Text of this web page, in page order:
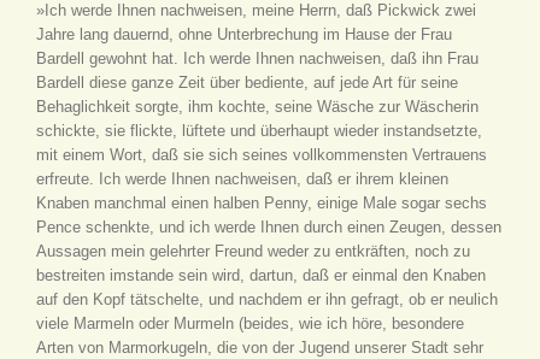
»Ich werde Ihnen nachweisen, meine Herrn, daß Pickwick zwei
Jahre lang dauernd, ohne Unterbrechung im Hause der Frau
Bardell gewohnt hat. Ich werde Ihnen nachweisen, daß ihn Frau
Bardell diese ganze Zeit über bediente, auf jede Art für seine
Behaglichkeit sorgte, ihm kochte, seine Wäsche zur Wäscherin
schickte, sie flickte, lüftete und überhaupt wieder instandsetzte,
mit einem Wort, daß sie sich seines vollkommensten Vertrauens
erfreute. Ich werde Ihnen nachweisen, daß er ihrem kleinen
Knaben manchmal einen halben Penny, einige Male sogar sechs
Pence schenkte, und ich werde Ihnen durch einen Zeugen, dessen
Aussagen mein gelehrter Freund weder zu entkräften, noch zu
bestreiten imstande sein wird, dartun, daß er einmal den Knaben
auf den Kopf tätschelte, und nachdem er ihn gefragt, ob er neulich
viele Marmeln oder Murmeln (beides, wie ich höre, besondere
Arten von Marmorkugeln, die von der Jugend unserer Stadt sehr